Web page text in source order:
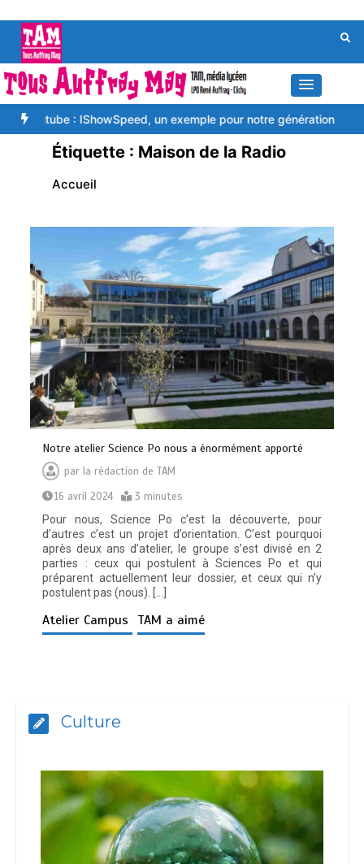
contenu
: IShowSpeed, un exemple pour notre génération
Étiquette : Maison de la Radio
Accueil
Notre atelier Science Po nous a énormément apporté
par la rédaction de TAM
16 avril 2024
3 minutes
Pour nous, Science Po c’est la découverte, pour
d’autres c’est un projet d’orientation. C’est pourquoi
après deux ans d’atelier, le groupe s’est divisé en 2
parties : ceux qui postulent à Sciences Po et qui
préparent actuellement leur dossier, et ceux qui n’y
postulent pas (nous). […]
Atelier Campus TAM a aimé
Culture